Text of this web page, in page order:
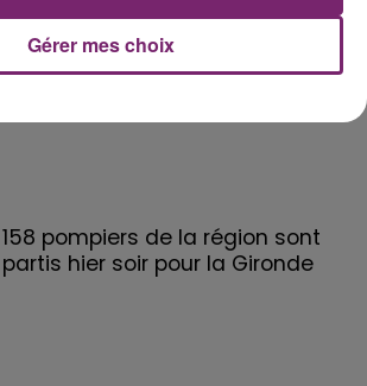
éclipse solaire du 12 Août 2026
158 pompiers de la région sont
partis hier soir pour la Gironde
Gérer mes choix